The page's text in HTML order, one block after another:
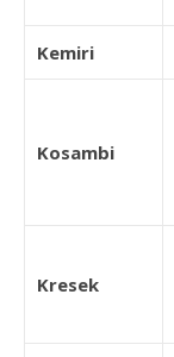
Kemiri
Kosambi
Kresek